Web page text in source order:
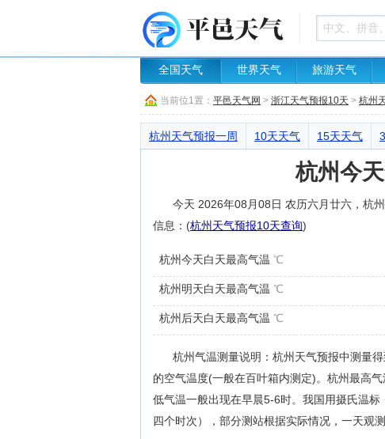
全国天气 世界天气 旅游天气
当前位1置： 平邑天气网 > 浙江天气预报10天 > 杭州
杭州天气预报一周 10天天气 15天天气
杭州今
今天 2026年08月08日 农历六月廿六，杭
信息：(杭州天气预报10天查询)
杭州今天白天最高气温 ℃
杭州明天白天最高气温 ℃
杭州后天白天最高气温 ℃
杭州气温测量说明：杭州天气预报中测量
的空气温度(一般在百叶箱内测定)。杭州最高
低气温一般出现在早晨5-6时。我国用摄氏温
四个时次），部分测站根据实际情况，一天观